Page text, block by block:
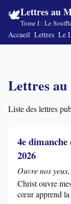
🕊️Lettres au
Tome I : Le
Accueil Lettres Le
Lettres
Liste des lettres
4e
2026
Ouvre nos
Christ ouvre
cœur apprend